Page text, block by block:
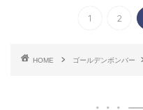
1 2
HOME ゴールデンボンバー